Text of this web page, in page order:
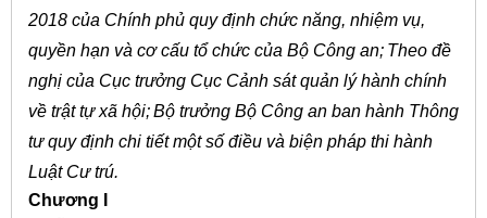
2018 của Chính phủ quy định chức năng, nhiệm vụ,
quyền hạn và cơ cấu tổ chức của Bộ Công an; Theo đề
nghị của Cục trưởng Cục Cảnh sát quản lý hành chính
về trật tự xã hội;Bộ trưởng Bộ Công an ban hành Thông
tư quy định chi tiết một số điều và biện pháp thi hành
Luật Cư trú.
Chương I